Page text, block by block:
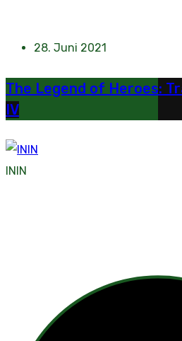
28. Juni 2021
The Legend of Heroes:
IV
ININ